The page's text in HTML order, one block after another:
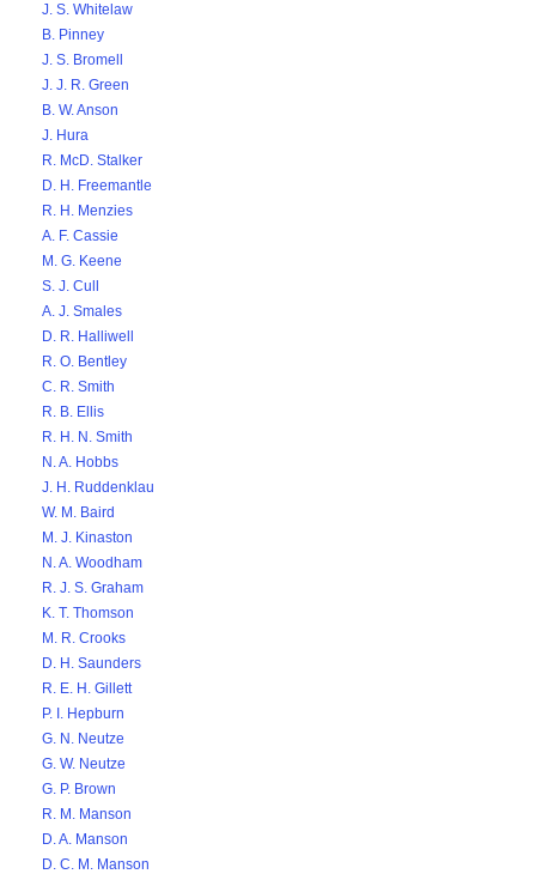
J. S. Whitelaw
B. Pinney
J. S. Bromell
J. J. R. Green
B. W. Anson
J. Hura
R. McD. Stalker
D. H. Freemantle
R. H. Menzies
A. F. Cassie
M. G. Keene
S. J. Cull
A. J. Smales
D. R. Halliwell
R. O. Bentley
C. R. Smith
R. B. Ellis
R. H. N. Smith
N. A. Hobbs
J. H. Ruddenklau
W. M. Baird
M. J. Kinaston
N. A. Woodham
R. J. S. Graham
K. T. Thomson
M. R. Crooks
D. H. Saunders
R. E. H. Gillett
P. I. Hepburn
G. N. Neutze
G. W. Neutze
G. P. Brown
R. M. Manson
D. A. Manson
D. C. M. Manson